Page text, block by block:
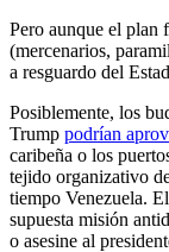
Pero aunque el plan
(mercenarios,
a resguardo del
Posiblemente, los
Trump podrían
caribeña o los
tejido organizativo
tiempo Venezuela.
supuesta misión
o asesine al